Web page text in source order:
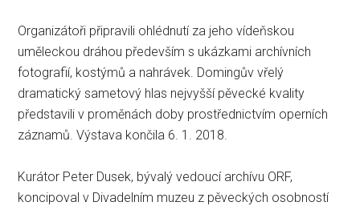
Organizátoři připravili ohlédnutí za jeho vídeňskou
uměleckou dráhou především s ukázkami archívních
fotografií, kostýmů a nahrávek. Domingův vřelý
dramatický sametový hlas nejvyšší pěvecké kvality
představili v proměnách doby prostřednictvím operních
záznamů. Výstava končila 6. 1. 2018.
Kurátor Peter Dusek, bývalý vedoucí archívu ORF,
koncipoval v Divadelním muzeu z pěveckých osobností